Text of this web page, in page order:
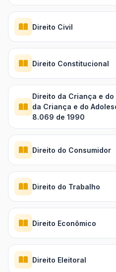
Direito Civil
Direito Constitucional
Direito da Criança e
da Criança e do
8.069 de 1990
Direito do Consumidor
Direito do Trabalho
Direito Econômico
Direito Eleitoral